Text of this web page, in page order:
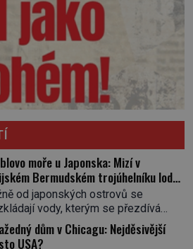
moře u Japonska: Mizí v
Bermudském trojúhelníku lodě
neznámé síly?
od japonských ostrovů se
vody, kterým se přezdívá
moře. Vypráví se o lodích
beze stopy, podivných
dům v Chicagu: Nejděsivější
USA?